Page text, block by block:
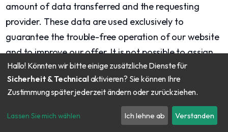
amount of data transferred and the requesting
provider. These data are used exclusively to
guarantee the trouble-free operation of our website
and to improve our offer. It is not possible to assign
this data to a specific person. Collection and
processing when using the contact form When you
use the contact form, we collect your personal data
(name, email address, message text) only to the
extent that you have made available. The data
Hallo! Könnten wir bitte einige zusätzliche Dienste für
Sicherheit & Technical aktivieren? Sie können Ihre
Zustimmung später jederzeit ändern oder zurückziehen.
Lassen Sie mich wählen Ich lehne ab Verstanden